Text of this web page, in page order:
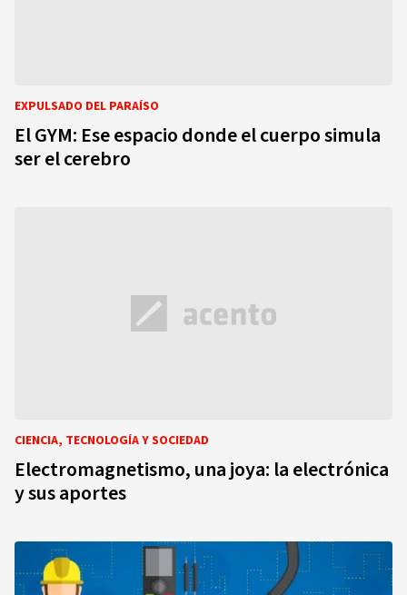
EXPULSADO DEL PARAÍSO
El GYM: Ese espacio donde el cuerpo simula
ser el cerebro
CIENCIA, TECNOLOGÍA Y SOCIEDAD
Electromagnetismo, una joya: la electrónica
y sus aportes